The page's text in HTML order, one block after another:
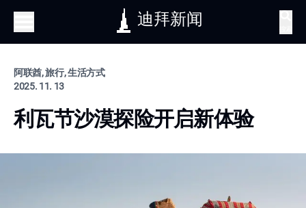
迪拜新闻
阿联酋, 旅行, 生活方式
2025. 11. 13
利瓦节沙漠探险开启新体验